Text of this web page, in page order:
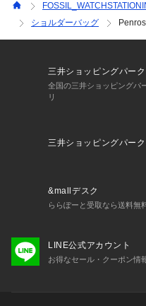
ショルダーバッグ
三井ショッピングパーク
全国の三井ショッピングパ
リ
三井ショッピングパーク
&mallデスク
ららぽーと受取なら送料無
LINE公式アカウント
お得なセール・クーポン情